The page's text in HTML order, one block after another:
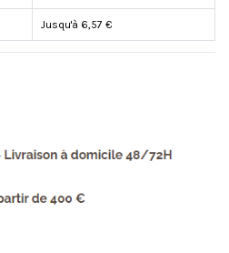
Jusqu'à 6,57 €